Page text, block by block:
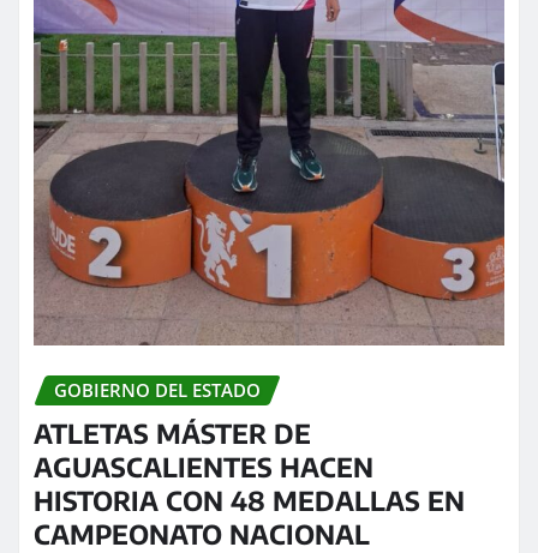
GOBIERNO DEL ESTADO
ATLETAS MÁSTER DE
AGUASCALIENTES HACEN
HISTORIA CON 48 MEDALLAS EN
CAMPEONATO NACIONAL